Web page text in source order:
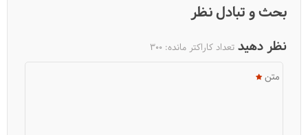
بحث و تبادل نظر
نظر دهید تعداد کاراکتر مانده: 300
متن